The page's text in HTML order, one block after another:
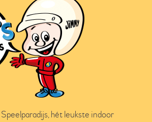
hét leukste indoor